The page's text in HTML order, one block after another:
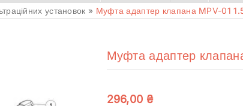
установок » Муфта адаптер клапана MPV-01
Муфта адаптер
296,00 ₴